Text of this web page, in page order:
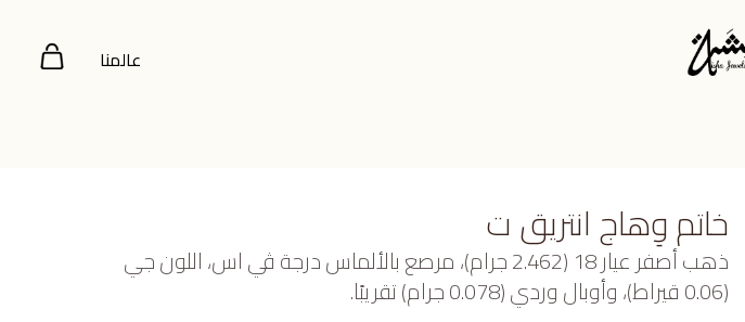
عالمنا
خاتم وِهاج انتريق ت
ذهب أصفر عيار 18 (2.462 جرام)، مرصع بالألماس درجة ڤي اس، اللون جي
(0.06 قيراط)، وأوبال وردي (0.078 جرام) تقريبًا.